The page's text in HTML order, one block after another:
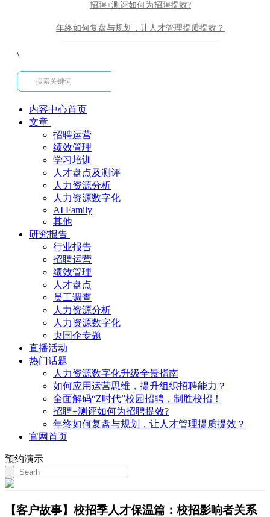
招聘+测评如何为招聘提效?
年终如何复盘与规划，让人才管理提质提效？
\
内容中心首页
文章
招聘运营
绩效管理
学习培训
人才盘点及测评
人力资源分析
人力资源数字化
AI Family
其他
研究报告
行业报告
招聘运营
绩效管理
人才盘点
员工调查
人力资源分析
人力资源数字化
央国企专题
直播活动
热门话题
人力资源数字化升级全景指南
如何应用运营思维，提升组织招聘能力？
全面解码“Z时代”校园招聘，制胜校招！
招聘+测评如何为招聘提效?
年终如何复盘与规划，让人才管理提质提效？
官网首页
预约演示
【客户故事】校招季人才保温篇：校招影响者关系